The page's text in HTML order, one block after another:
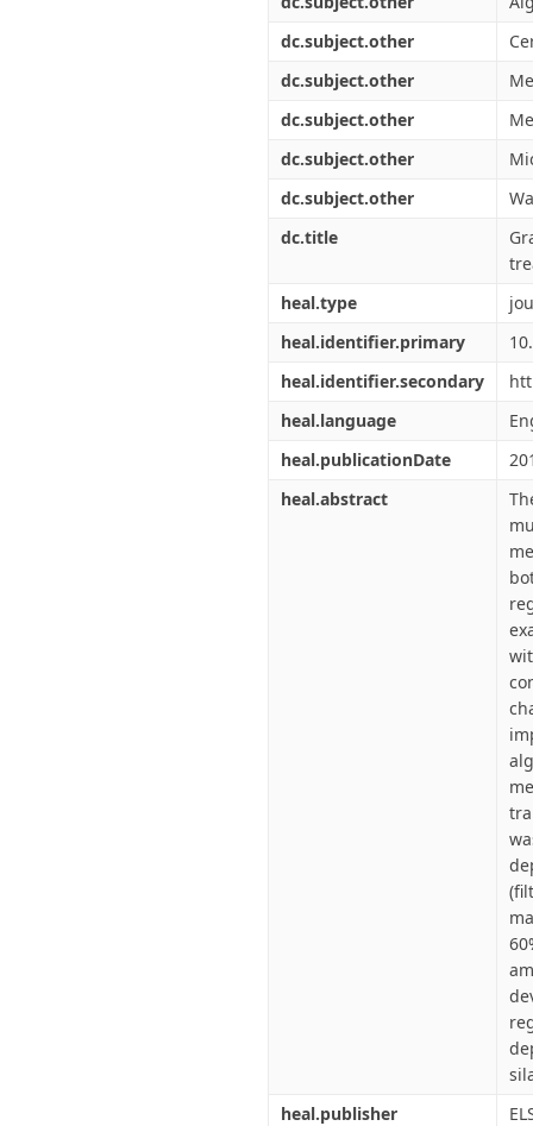
dc.subject.other
dc.subject.other
dc.subject.other
dc.subject.other
dc.subject.other
dc.title
heal.type
heal.identifier.primary
heal.identifier.secondary
heal.language
heal.publicationDate
heal.abstract
heal.publisher